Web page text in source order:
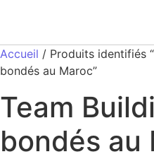
Accueil / Produits identifiés
bondés au Maroc”
Team
bondés au